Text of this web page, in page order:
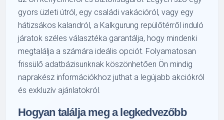
gyors üzleti útról, egy családi vakációról, vagy egy
hátizsákos kalandról, a Kalkgurung repülőtérről induló
járatok széles választéka garantálja, hogy mindenki
megtalálja a számára ideális opciót. Folyamatosan
frissülő adatbázisunknak köszönhetően Ön mindig
naprakész információkhoz juthat a legújabb akciókról
és exkluzív ajánlatokról.
Hogyan találja meg a legkedvezőbb